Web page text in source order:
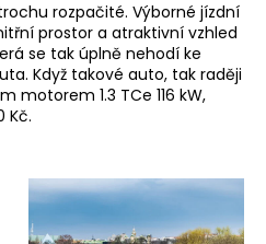
rozpačité. Výborné jízdní
prostor a atraktivní vzhled
se tak úplně nehodí ke
Když takové auto, tak raději
motorem 1.3 TCe 116 kW,
Kč.